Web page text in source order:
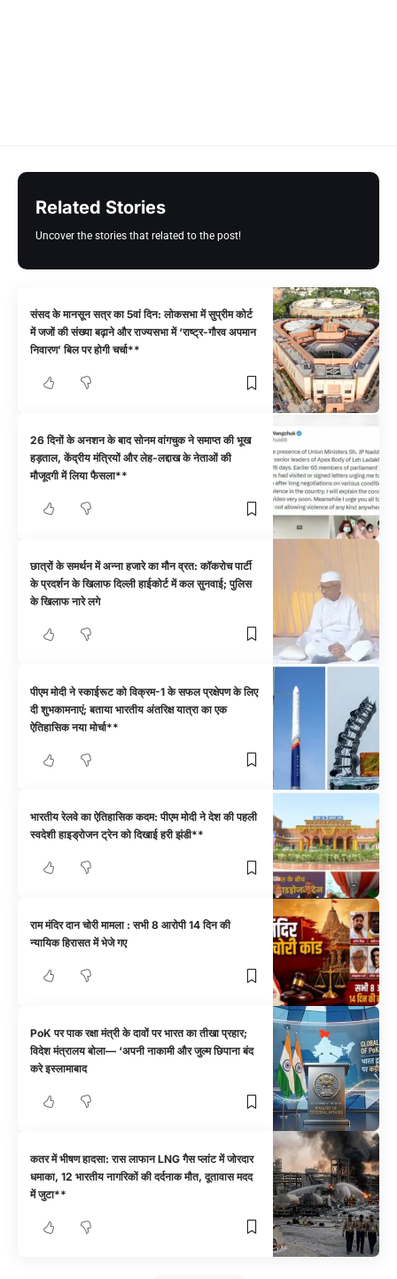
Related Stories
Uncover the stories that related to the post!
संसद के मानसून सत्र का 5वां दिन: लोकसभा में सुप्रीम कोर्ट
में जजों की संख्या बढ़ाने और राज्यसभा में ‘राष्ट्र-गौरव अपमान
निवारण’ बिल पर होगी चर्चा**
26 दिनों के अनशन के बाद सोनम वांगचुक ने समाप्त की भूख
हड़ताल, केंद्रीय मंत्रियों और लेह-लद्दाख के नेताओं की
मौजूदगी में लिया फैसला**
छात्रों के समर्थन में अन्ना हजारे का मौन व्रत: कॉकरोच पार्टी
के प्रदर्शन के खिलाफ दिल्ली हाईकोर्ट में कल सुनवाई; पुलिस
के खिलाफ नारे लगे
पीएम मोदी ने स्काईरूट को विक्रम-1 के सफल प्रक्षेपण के लिए
दी शुभकामनाएं; बताया भारतीय अंतरिक्ष यात्रा का एक
ऐतिहासिक नया मोर्चा**
भारतीय रेलवे का ऐतिहासिक कदम: पीएम मोदी ने देश की पहली
स्वदेशी हाइड्रोजन ट्रेन को दिखाई हरी झंडी**
राम मंदिर दान चोरी मामला : सभी 8 आरोपी 14 दिन की
न्यायिक हिरासत में भेजे गए
PoK पर पाक रक्षा मंत्री के दावों पर भारत का तीखा प्रहार;
विदेश मंत्रालय बोला— ‘अपनी नाकामी और जुल्म छिपाना बंद
करे इस्लामाबाद
कतर में भीषण हादसा: रास लाफान LNG गैस प्लांट में जोरदार
धमाका, 12 भारतीय नागरिकों की दर्दनाक मौत, दूतावास मदद
में जुटा**